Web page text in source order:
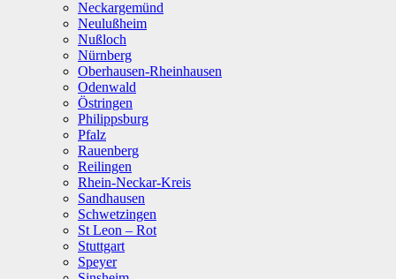
Neckargemünd
Neulußheim
Nußloch
Nürnberg
Oberhausen-Rheinhausen
Odenwald
Östringen
Philippsburg
Pfalz
Rauenberg
Reilingen
Rhein-Neckar-Kreis
Sandhausen
Schwetzingen
St Leon – Rot
Stuttgart
Speyer